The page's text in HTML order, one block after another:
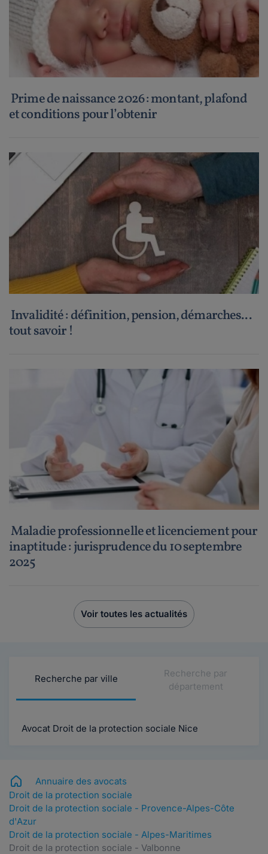
Prime de naissance 2026 : montant, plafond
et conditions pour l’obtenir
Invalidité : définition, pension, démarches...
tout savoir !
Maladie professionnelle et licenciement pour
inaptitude : jurisprudence du 10 septembre
2025
Voir toutes les actualités
Recherche par ville
Recherche par
département
Avocat Droit de la protection sociale Nice
Annuaire des avocats
Droit de la protection sociale
Droit de la protection sociale - Provence-Alpes-Côte
d'Azur
Droit de la protection sociale - Alpes-Maritimes
Droit de la protection sociale - Valbonne